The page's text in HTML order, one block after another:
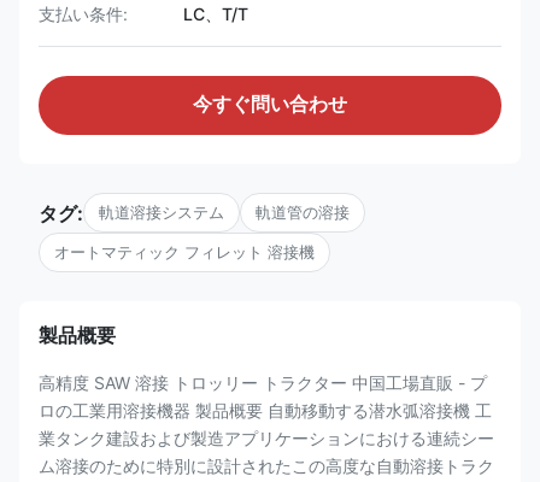
支払い条件:
LC、T/T
今すぐ問い合わせ
タグ: 軌道溶接システム 軌道管の溶接
オートマティック フィレット 溶接機
製品概要
高精度 SAW 溶接 トロッリー トラクター 中国工場直販 - プ
ロの工業用溶接機器 製品概要 自動移動する潜水弧溶接機 工
業タンク建設および製造アプリケーションにおける連続シー
ム溶接のために特別に設計されたこの高度な自動溶接トラク